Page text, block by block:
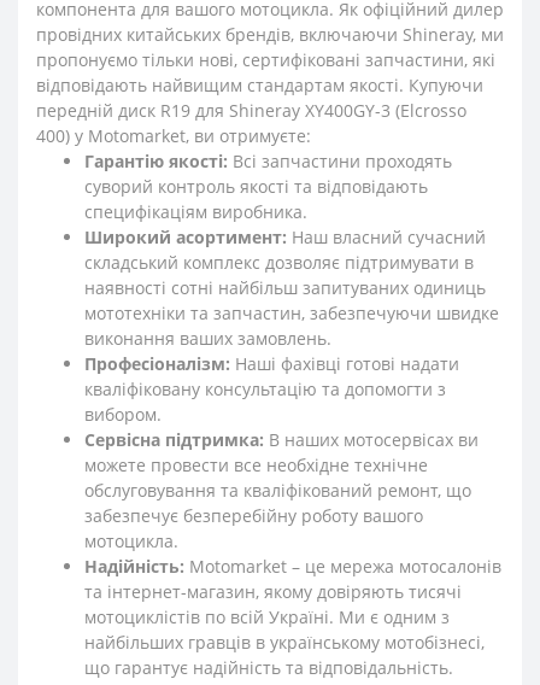
компонента для вашого мотоцикла. Як офіційний дилер
провідних китайських брендів, включаючи Shineray, ми
пропонуємо тільки нові, сертифіковані запчастини, які
відповідають найвищим стандартам якості. Купуючи
передній диск R19 для Shineray XY400GY-3 (Elcrosso
400) у Motomarket, ви отримуєте:
Гарантію якості: Всі запчастини проходять
суворий контроль якості та відповідають
специфікаціям виробника.
Широкий асортимент: Наш власний сучасний
складський комплекс дозволяє підтримувати в
наявності сотні найбільш запитуваних одиниць
мототехніки та запчастин, забезпечуючи швидке
виконання ваших замовлень.
Професіоналізм: Наші фахівці готові надати
кваліфіковану консультацію та допомогти з
вибором.
Сервісна підтримка: В наших мотосервісах ви
можете провести все необхідне технічне
обслуговування та кваліфікований ремонт, що
забезпечує безперебійну роботу вашого
мотоцикла.
Надійність: Motomarket – це мережа мотосалонів
та інтернет-магазин, якому довіряють тисячі
мотоциклістів по всій Україні. Ми є одним з
найбільших гравців в українському мотобізнесі,
що гарантує надійність та відповідальність.